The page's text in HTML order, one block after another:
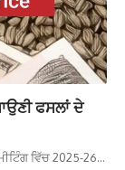
ਫਸਲਾਂ ਦੇ
ਵਿੱਚ 2025-26…